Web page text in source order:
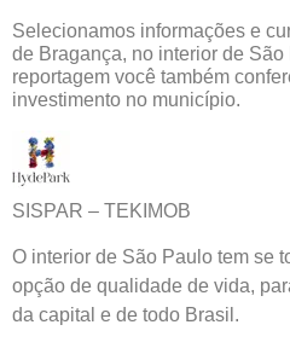
Selecionamos informações e
de Bragança, no interior de São
reportagem você também
investimento no município.
SISPAR – TEKIMOB
O interior de São Paulo tem se
opção de qualidade de vida,
da capital e de todo Brasil.